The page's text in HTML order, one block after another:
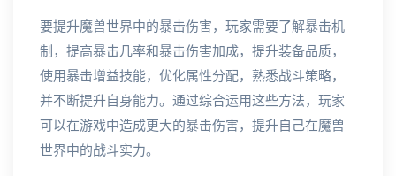
要提升魔兽世界中的暴击伤害，玩家需要了解暴击机
制，提高暴击几率和暴击伤害加成，提升装备品质，
使用暴击增益技能，优化属性分配，熟悉战斗策略，
并不断提升自身能力。通过综合运用这些方法，玩家
可以在游戏中造成更大的暴击伤害，提升自己在魔兽
世界中的战斗实力。